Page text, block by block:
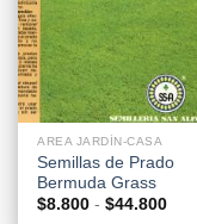
AREA JARDÍN-CASA
Semillas de Prado
Bermuda Grass
$8.800 - $44.800